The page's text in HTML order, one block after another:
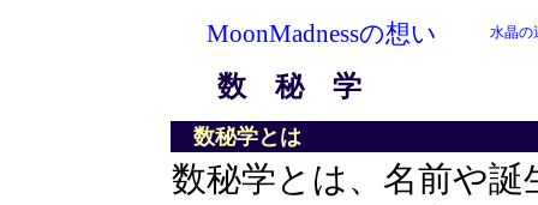
MoonMadnessの想い 水晶の
数 秘 学
数秘学とは
数秘学とは、名前や